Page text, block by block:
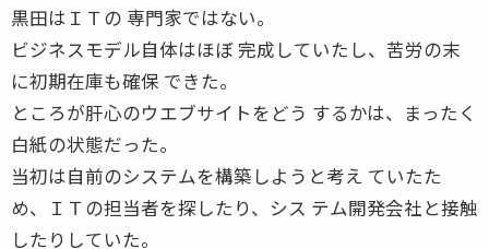
黒田はＩＴの 専門家ではない。
ビジネスモデル自体はほぼ 完成していたし、苦労の末
に初期在庫も確保 できた。
ところが肝心のウエブサイトをどう するかは、まったく
白紙の状態だった。
当初は自前のシステムを構築しようと考え ていたた
め、ＩＴの担当者を探したり、シス テム開発会社と接触
したりしていた。